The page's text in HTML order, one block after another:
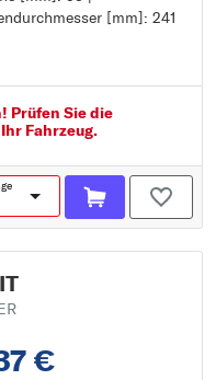
[mm]: 241
Prüfen Sie die
Fahrzeug.
€